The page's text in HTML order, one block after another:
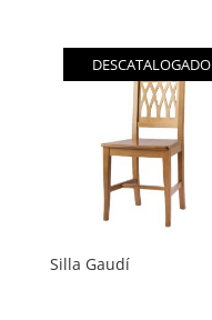
DESCATALOGADO
Silla Gaudí